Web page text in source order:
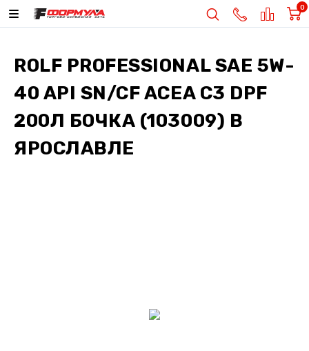
0
ROLF PROFESSIONAL SAE 5W-
40 API SN/CF ACEA C3 DPF
200Л БОЧКА (103009) В
ЯРОСЛАВЛЕ